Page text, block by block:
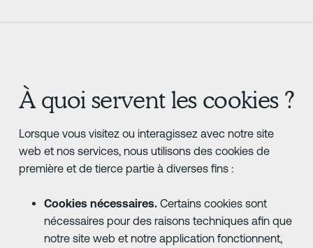
À quoi servent les cookies ?
Lorsque vous visitez ou interagissez avec notre site
web et nos services, nous utilisons des cookies de
première et de tierce partie à diverses fins :
Cookies nécessaires.Certains cookies sont
nécessaires pour des raisons techniques afin que
notre site web et notre application fonctionnent,